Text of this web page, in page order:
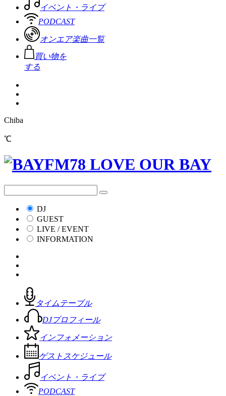
イベント・ライブ
PODCAST
オンエア楽曲一覧
買い物を
する
Chiba
℃
DJ
GUEST
LIVE / EVENT
INFORMATION
タイムテーブル
DJプロフィール
インフォメーション
ゲストスケジュール
イベント・ライブ
PODCAST